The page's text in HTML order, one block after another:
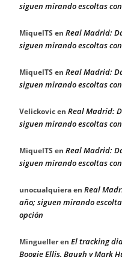
siguen mirando escoltas
MiquelTS en Real Madrid:
siguen mirando escoltas
MiquelTS en Real Madrid:
siguen mirando escoltas
Velickovicen Real Madrid:
siguen mirando escoltas
MiquelTS en Real Madrid:
siguen mirando escoltas
unocualquieraen Real
año; siguen mirando
opción
Minguelleren El tracking
Boogie Ellis, Baugh y Mark